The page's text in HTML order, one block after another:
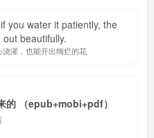
you water it patiently, the
beautifully.
灌，也能开出绚烂的花
的 （epub+mobi+pdf）